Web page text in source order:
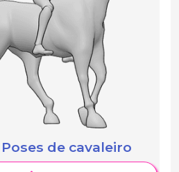
Poses de cavaleiro